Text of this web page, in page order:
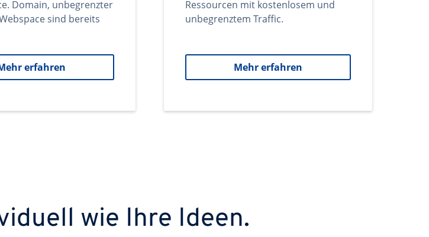
Domain, unbegrenzter
sind bereits
erfahren
Ressourcen mit kostenlosem und
unbegrenztem Traffic.
Mehr erfahren
wie Ihre Ideen.